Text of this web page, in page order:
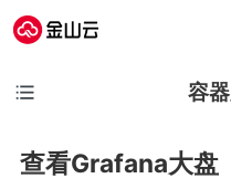
容
查看Grafana大盘